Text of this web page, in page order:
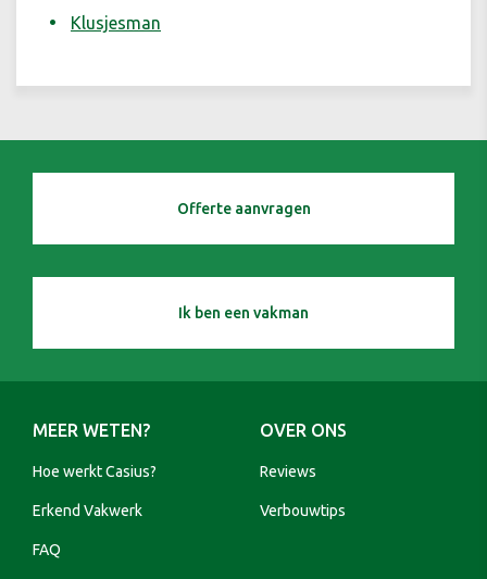
Klusjesman
Offerte aanvragen
Ik ben een vakman
MEER WETEN?
Hoe werkt Casius?
Erkend Vakwerk
FAQ
OVER ONS
Reviews
Verbouwtips